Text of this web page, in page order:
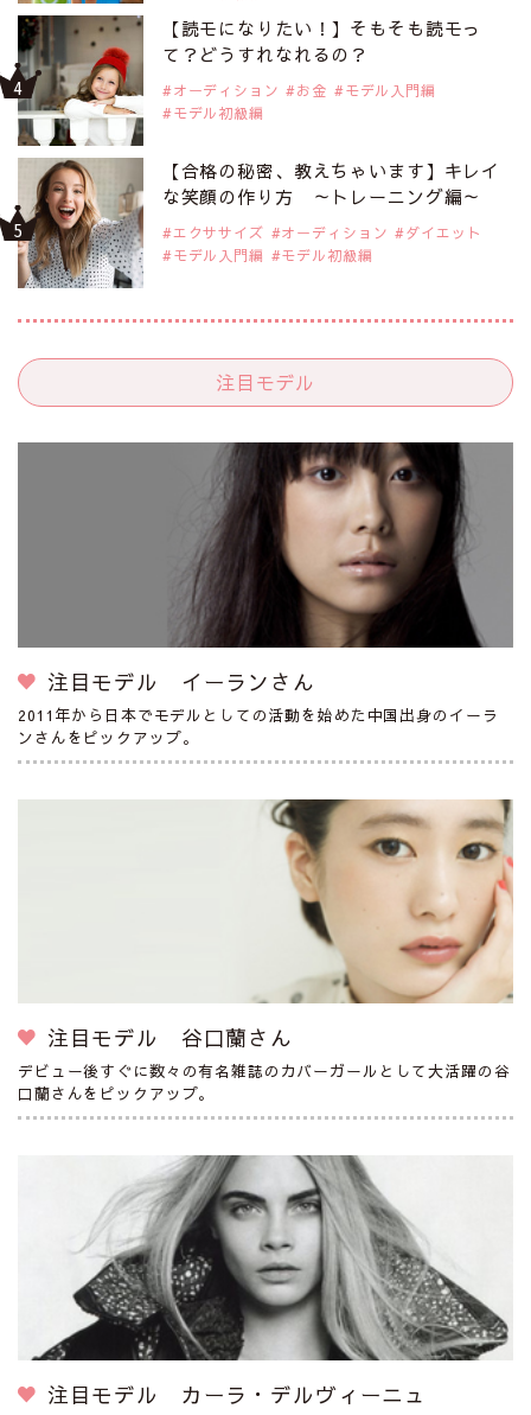
【読モになりたい！】そもそも読モっ
て？どうすれなれるの？
オーディション お金
モデル入門編
モデル初級編
【合格の秘密、教えちゃいます】キレイ
な笑顔の作り方 ～トレーニング編～
エクササイズ オーディション
ダイエット
モデル入門編
モデル初級編
注目モデル
注目モデル イーランさん
2011年から日本でモデルとしての活動を始めた中国出身のイーラ
ンさんをピックアップ。
注目モデル 谷口蘭さん
デビュー後すぐに数々の有名雑誌のカバーガールとして大活躍の谷
口蘭さんをピックアップ。
注目モデル カーラ・デルヴィーニュ